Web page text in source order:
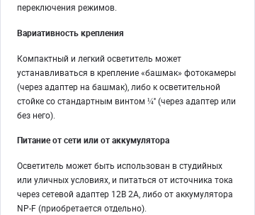
переключения режимов.
Вариативность крепления
Компактный и легкий осветитель может
устанавливаться в крепление «башмак» фотокамеры
(через адаптер на башмак), либо к осветительной
стойке со стандартным винтом ¼'' (через адаптер или
без него).
Питание от сети или от аккумулятора
Осветитель может быть использован в студийных
или уличных условиях, и питаться от источника тока
через сетевой адаптер 12В 2А, либо от аккумулятора
NP-F (приобретается отдельно).